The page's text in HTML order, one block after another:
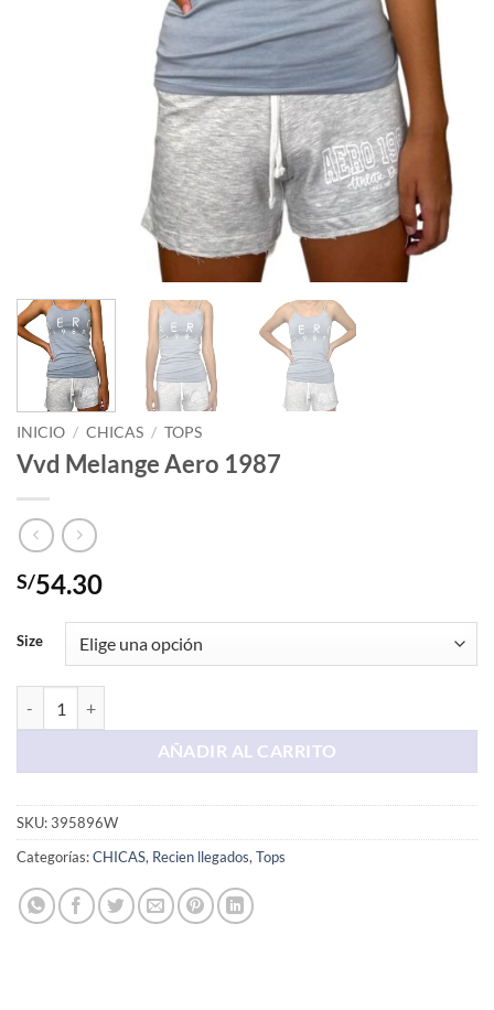
INICIO / CHICAS / TOPS
Vvd Melange Aero 1987
S/54.30
Size
AÑADIR AL CARRITO
SKU:395896W
Categorías:CHICAS, Recien llegados, Tops